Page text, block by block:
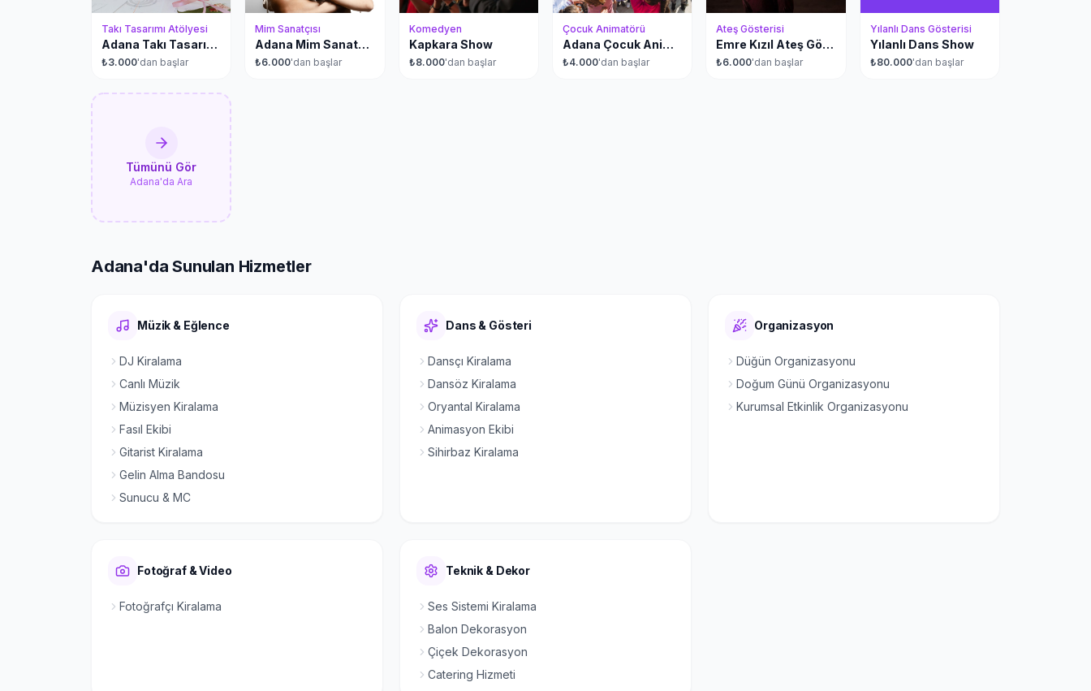
Takı Tasarımı Atölyesi
Adana Takı Tasarımı Atölyesi
₺3.000'dan başlar
Mim Sanatçısı
Adana Mim Sanatçısı
₺6.000'dan başlar
Komedyen
Kapkara Show
₺8.000'dan başlar
Çocuk Animatörü
Adana Çocuk Animatörü
₺4.000'dan başlar
Ateş Gösterisi
Emre Kızıl Ateş Gösterisi
₺6.000'dan başlar
Yılanlı Dans Gösterisi
Yılanlı Dans Show
₺80.000'dan başlar
Tümünü Gör
Adana'da Ara
Adana'da Sunulan Hizmetler
Müzik & Eğlence
DJ Kiralama
Canlı Müzik
Müzisyen Kiralama
Fasıl Ekibi
Gitarist Kiralama
Gelin Alma Bandosu
Sunucu & MC
Dans & Gösteri
Dansçı Kiralama
Dansöz Kiralama
Oryantal Kiralama
Animasyon Ekibi
Sihirbaz Kiralama
Organizasyon
Düğün Organizasyonu
Doğum Günü Organizasyonu
Kurumsal Etkinlik Organizasyonu
Fotoğraf & Video
Fotoğrafçı Kiralama
Teknik & Dekor
Ses Sistemi Kiralama
Balon Dekorasyon
Çiçek Dekorasyon
Catering Hizmeti